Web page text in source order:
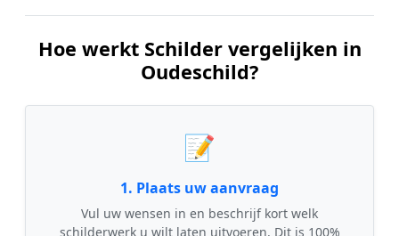
Hoe werkt Schilder vergelijken in
Oudeschild?
📝
1. Plaats uw aanvraag
Vul uw wensen in en beschrijf kort welk
schilderwerk u wilt laten uitvoeren. Dit is 100%